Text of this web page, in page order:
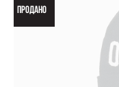
ПРОДАНО